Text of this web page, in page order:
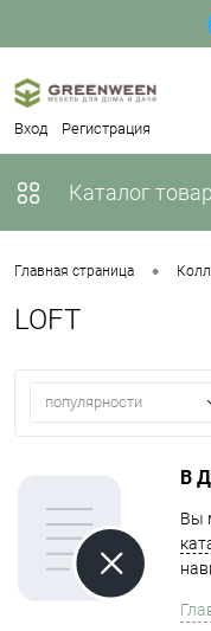
Вход Регистрация
Каталог
Главная страница •
LOFT
популярности
В
Вы